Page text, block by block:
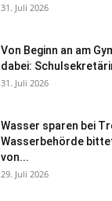
31. Juli 2026
Von Beginn an am
dabei:
31. Juli 2026
Wasser sparen bei
Wasserbehörde
von...
29. Juli 2026